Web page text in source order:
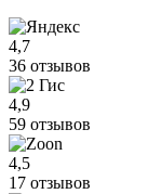
4,7
36 отзывов
4,9
59 отзывов
4,5
17 отзывов